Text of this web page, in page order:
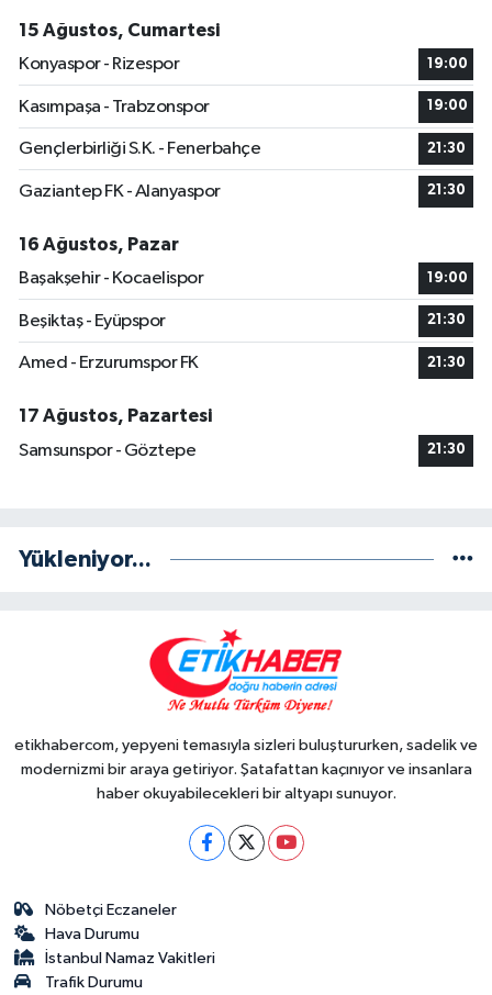
15 Ağustos, Cumartesi
Konyaspor - Rizespor
19:00
Kasımpaşa - Trabzonspor 19:00
Gençlerbirliği S.K. - Fenerbahçe 21:30
Gaziantep FK - Alanyaspor 21:30
16 Ağustos, Pazar
Başakşehir - Kocaelispor
19:00
Beşiktaş - Eyüpspor 21:30
Amed - Erzurumspor FK 21:30
17 Ağustos, Pazartesi
Samsunspor - Göztepe
21:30
Yükleniyor...
etikhabercom, yepyeni temasıyla sizleri buluştururken, sadelik ve
modernizmi bir araya getiriyor. Şatafattan kaçınıyor ve insanlara
haber okuyabilecekleri bir altyapı sunuyor.
Nöbetçi Eczaneler
Hava Durumu
İstanbul Namaz Vakitleri
Trafik Durumu